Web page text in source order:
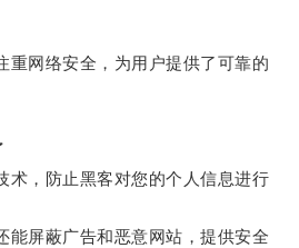
网络安全，为用户提供了可靠的
，防止黑客对您的个人信息进行
屏蔽广告和恶意网站，提供安全